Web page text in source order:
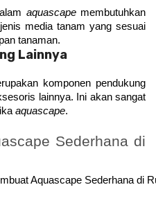
aquascape membutuhkan
media tanam yang sesuai
tanaman.
Lainnya
komponen pendukung
lainnya. Ini akan sangat
aquascape.
Sederhana di